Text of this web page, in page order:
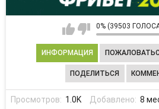
0% (39503
ИНФОРМАЦИЯ
ПОДЕЛИТЬСЯ
Просмотров: 1.0K Добавлено: 8